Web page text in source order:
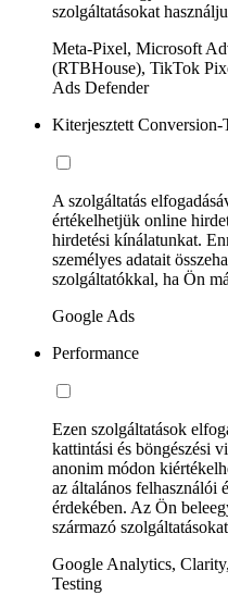
szolgáltatásokat
Meta-Pixel, Microsoft
(RTBHouse), TikTok
Ads Defender
Kiterjesztett Conversion-
A szolgáltatás
értékelhetjük online
hirdetési kínálatunkat.
személyes adatait
szolgáltatókkal, ha Ön
Google Ads
Performance
Ezen szolgáltatások
kattintási és böngészési
anonim módon
az általános felhasználói
érdekében. Az Ön
származó
Google Analytics,
Testing